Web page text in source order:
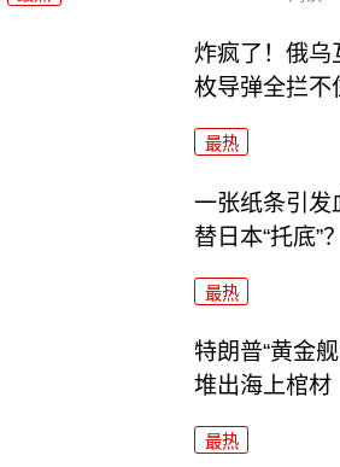
炸疯了！俄乌
枚导弹全拦不
最热
一张纸条引发
替日本“托底”？
最热
特朗普“黄金
堆出海上棺材
最热